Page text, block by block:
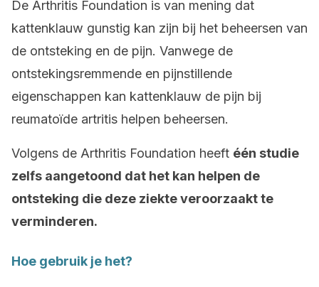
De Arthritis Foundation is van mening dat
kattenklauw gunstig kan zijn bij het beheersen van
de ontsteking en de pijn. Vanwege de
ontstekingsremmende en pijnstillende
eigenschappen kan kattenklauw de pijn bij
reumatoïde artritis helpen beheersen.
Volgens de Arthritis Foundation heeft één studie
zelfs aangetoond dat het kan helpen de
ontsteking die deze ziekte veroorzaakt te
verminderen.
Hoe gebruik je het?